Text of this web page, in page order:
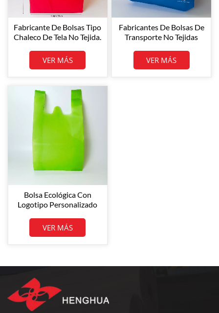
Fabricante De Bolsas Tipo
Chaleco De Tela No Tejida.
Bolsas Tipo Chaleco De
Tela No Tejida 100%
VER MÁS
Fabricantes De Bolsas De
Transporte No Tejidas
Personalizado Colorido
100% Bolsa De Tela No
VER MÁS
Bolsa Ecológica Con
Logotipo Personalizado
Tela No Tejida Para
VER MÁS